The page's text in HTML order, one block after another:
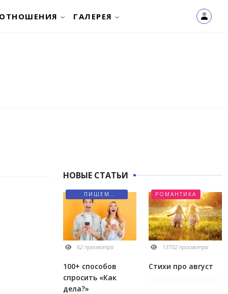
ОТНОШЕНИЯ ГАЛЕРЕЯ
НОВЫЕ СТАТЬИ
ПИШЕМ
ПИСЬМА
62 просмотра
100+ способов
спросить «Как
дела?»
РОМАНТИКА
13702 просмотра
Стихи про август